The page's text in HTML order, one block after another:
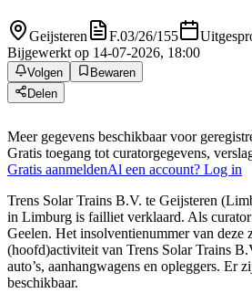
Geijsteren F.03/26/155
Bijgewerkt op 14-07-2026, 18:00
Volgen
Bewaren
Delen
Meer gegevens beschikbaar voor
Gratis toegang tot curatorgegevens,
Gratis aanmeldenAl een account? Log in
Trens Solar Trains B.V. te Geijsteren
in Limburg is failliet verklaard. Als curator
Geelen. Het insolventienummer van deze
(hoofd)activiteit van Trens Solar Trains
auto’s, aanhangwagens en opleggers. Er
beschikbaar.